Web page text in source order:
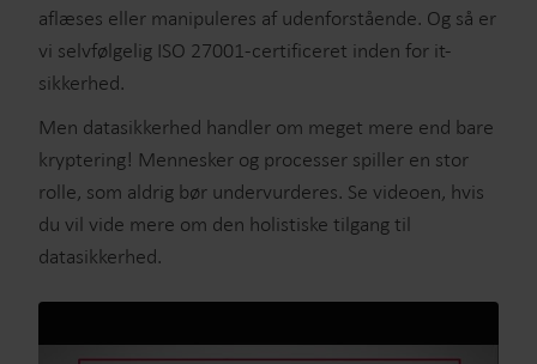
aflæses eller manipuleres af udenforstående. Og så er
vi selvfølgelig ISO 27001-certificeret inden for it-
sikkerhed.
Men datasikkerhed handler om meget mere end bare
kryptering! Mennesker og processer spiller en stor
rolle, som aldrig bør undervurderes. Se videoen, hvis
du vil vide mere om den holistiske tilgang til
datasikkerhed.